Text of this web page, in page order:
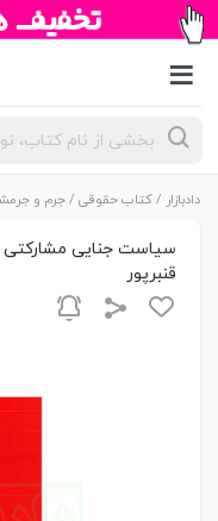
جستجوی
محصولات
دادبازار /کتاب حقوقی /جرم و
سیاست جنایی مشارکتی
قنبرپور